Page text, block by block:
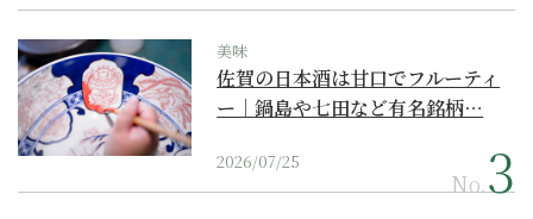
美味
佐賀の日本酒は甘口でフルーティ
ー｜鍋島や七田など有名銘柄…
2026/07/25
No.